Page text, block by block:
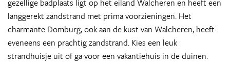
gezellige badplaats ligt op het eiland Walcheren en heeft een
langgerekt zandstrand met prima voorzieningen. Het
charmante Domburg, ook aan de kust van Walcheren, heeft
eveneens een prachtig zandstrand. Kies een leuk
strandhuisje uit of ga voor een vakantiehuis in de duinen.